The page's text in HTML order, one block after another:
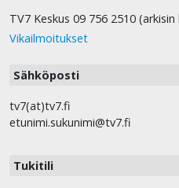
TV7 Keskus 09 756 2510
Vikailmoitukset
Sähköposti
tv7(at)tv7.fi
etunimi.sukunimi@tv7.fi
Tukitili